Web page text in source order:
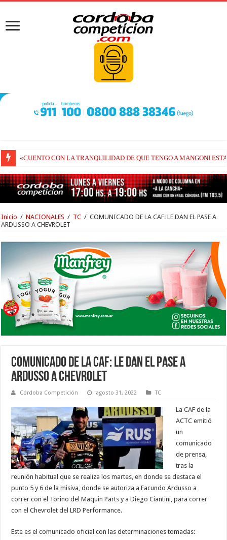
«CUENTO CON LA TRANQUILIDAD DE QUE TENGO A MANGONI
FIN DE SEMANA DE REGRESO PARA EL TC2000: VUELVE A CORRER
Inicio / NACIONALES / TC / COMUNICADO DE LA CAF: LE DAN EL PASE A
ARDUSSO A CHEVROLET
COMUNICADO DE LA CAF: LE DAN EL PASE A
ARDUSSO A CHEVROLET
Córdoba Competición agosto 31, 2022 TC
La CAF de la
ACTC emitió
un
comunicado
de prensa,
tras la
reunión habitual que se realiza los martes, en donde se destaca el
punto 5 y 6 de la misiva, donde se autoriza a Facundo Ardusso a
correr con el Torino del Maquin Parts y a Diego Ciantini, para correr
con el Chevrolet del LRD Performance.
Este es el comunicado oficial con las determinaciones tomadas: